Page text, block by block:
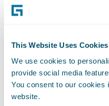
This Website Uses Cookies
We use cookies to
provide social media
You consent to our cookies
website.
LocalTapiola a
temporairement leur
commerciales
Guidewire Cloud en
migration des lignes